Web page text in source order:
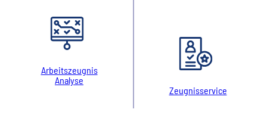
Arbeitszeugnis
Analyse
Zeugnisservice